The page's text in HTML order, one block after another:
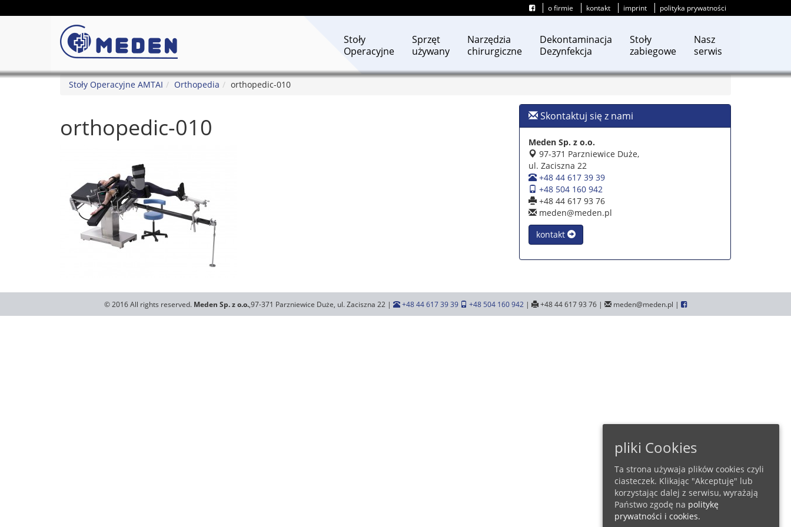
o firmie kontakt imprint polityka prywatności
Stoły
Operacyjne
Sprzęt
używany
Narzędzia
chirurgiczne
Dekontaminacja
Dezynfekcja
Stoły
zabiegowe
Nasz
serwis
Stoły Operacyjne AMTAI Orthopedia orthopedic-010
orthopedic-010 Skontaktuj się z nami
Meden Sp. z o.o.
97-371 Parzniewice Duże,
ul. Zaciszna 22
+48 44 617 39 39
+48 504 160 942
+48 44 617 93 76
meden@meden.pl
kontakt
© 2016 All rights reserved. Meden Sp. z o.o.,97-371 Parzniewice Duże, ul. Zaciszna 22 | +48 44 617 39 39 +48 504 160 942 | +48 44 617 93 76 | meden@meden.pl |
pliki Cookies
Ta strona używaja plików cookies czyli
ciasteczek. Klikając "Akceptuję" lub
korzystając dalej z serwisu, wyrażają
Państwo zgodę na politykę
prywatności i cookies.